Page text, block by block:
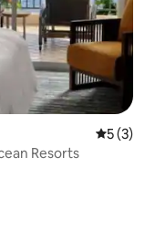
5 de
5 (3)
Resorts